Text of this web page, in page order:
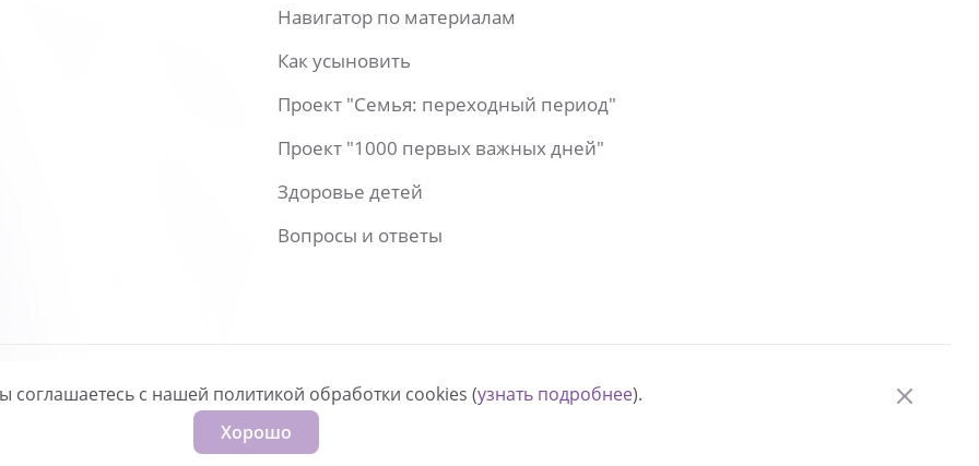
Навигатор по материалам
Как усыновить
Проект "Семья: переходный период"
Проект "1000 первых важных дней"
Здоровье детей
Вопросы и ответы
соглашаетесь с нашей политикой обработки cookies (узнать подробнее).
Хорошо